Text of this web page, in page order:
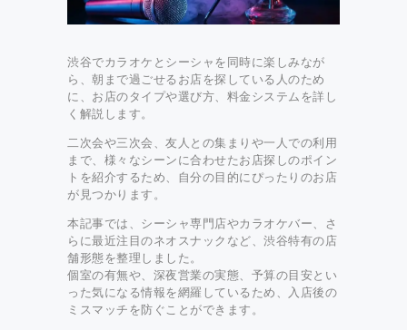
渋谷でカラオケとシーシャを同時に楽しみなが
ら、朝まで過ごせるお店を探している人のため
に、お店のタイプや選び方、料金システムを詳し
く解説します。
二次会や三次会、友人との集まりや一人での利用
まで、様々なシーンに合わせたお店探しのポイン
トを紹介するため、自分の目的にぴったりのお店
が見つかります。
本記事では、シーシャ専門店やカラオケバー、さ
らに最近注目のネオスナックなど、渋谷特有の店
舗形態を整理しました。
個室の有無や、深夜営業の実態、予算の目安とい
った気になる情報を網羅しているため、入店後の
ミスマッチを防ぐことができます。